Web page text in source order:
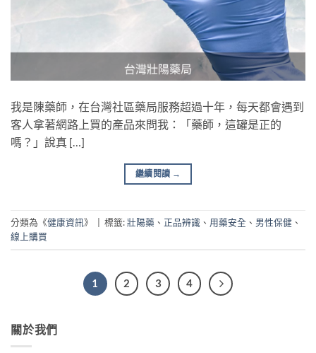
我是陳藥師，在台灣社區藥局服務超過十年，每天都會遇到
客人拿著網路上買的產品來問我：「藥師，這罐是正的
嗎？」說真 […]
繼續閱讀 →
分類為《健康資訊》 標籤:壯陽藥 、 正品辨識 、 用藥安全 、 男性保健 、
線上購買
1 2 3 4
關於我們